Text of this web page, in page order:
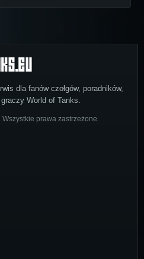
dla fanów czołgów, poradników,
World of Tanks.
prawa zastrzeżone.